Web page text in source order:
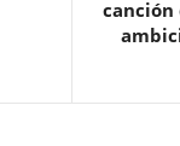
canción